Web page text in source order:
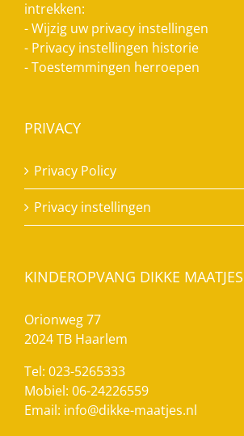
intrekken:
-Wijzig uw privacy instellingen
- Privacy instellingen historie
-Toestemmingen herroepen
PRIVACY
Privacy Policy
Privacy instellingen
KINDEROPVANG DIKKE
Orionweg 77
2024 TB Haarlem
Tel: 023-5265333
Mobiel: 06-24226559
Email: info@dikke-maatjes.nl